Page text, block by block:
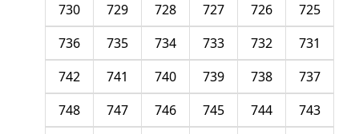
725
726
727
728
729
730
731
732
733
734
735
736
737
738
739
740
741
742
743
744
745
746
747
748